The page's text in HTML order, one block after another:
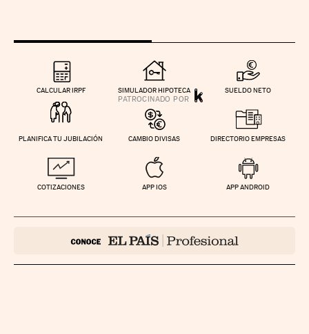
CALCULAR IRPF SIMULADOR HIPOTECA SUELDO NETO
PLANIFICA TU JUBILACIÓN CAMBIO DIVISAS DIRECTORIO EMPRESAS
COTIZACIONES APP IOS APP ANDROID